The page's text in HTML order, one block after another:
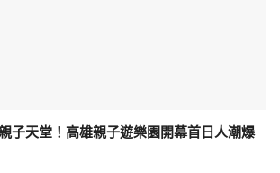
子天堂！高雄親子遊樂園開幕首日人潮爆